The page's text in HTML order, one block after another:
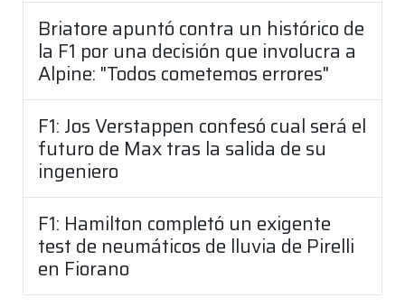
Briatore apuntó contra un histórico de
la F1 por una decisión que involucra a
Alpine: "Todos cometemos errores"
F1: Jos Verstappen confesó cual será el
futuro de Max tras la salida de su
ingeniero
F1: Hamilton completó un exigente
test de neumáticos de lluvia de Pirelli
en Fiorano